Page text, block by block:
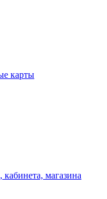
карты
магазина